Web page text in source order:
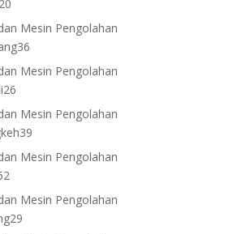
20
products
Mesin Pengolahan
36
products
Mesin Pengolahan
26
products
Mesin Pengolahan
39
products
Mesin Pengolahan
products
Mesin Pengolahan
29